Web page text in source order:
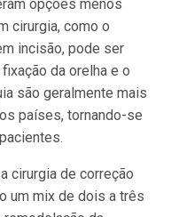
opções menos
cirurgia, como o
incisão, pode ser
da orelha e o
são geralmente mais
países, tornando-se
cirurgia de correção
um mix de dois a três